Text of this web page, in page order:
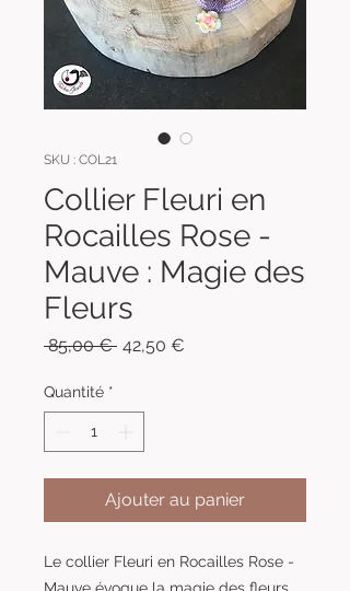
SKU : COL21
Collier Fleuri en
Rocailles Rose -
Mauve : Magie des
Fleurs
85,00 € Prix
42,50 €
Quantité *
Ajouter au panier
Le collier Fleuri en Rocailles Rose -